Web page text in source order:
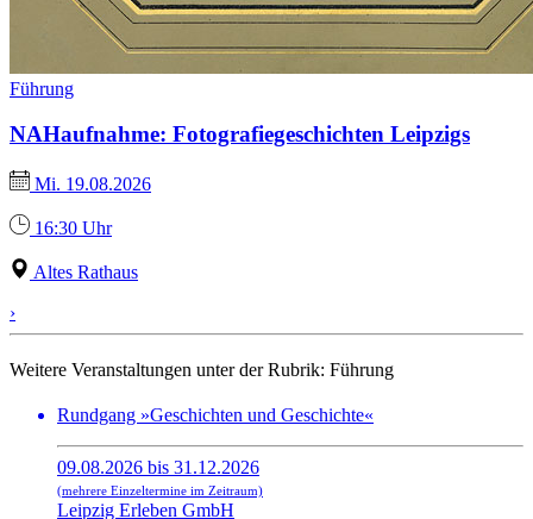
Führung
NAHaufnahme: Fotografiegeschichten Leipzigs
Mi. 19.08.2026
16:30 Uhr
Altes Rathaus
›
Weitere Veranstaltungen unter der Rubrik: Führung
Rundgang »Geschichten und Geschichte«
09.08.2026 bis 31.12.2026
(mehrere Einzeltermine im Zeitraum)
Leipzig Erleben GmbH